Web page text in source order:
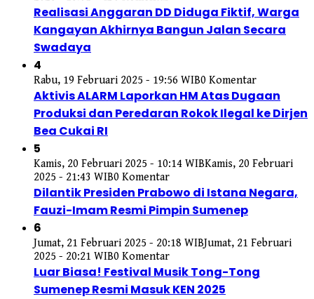
Realisasi Anggaran DD Diduga Fiktif, Warga
Kangayan Akhirnya Bangun Jalan Secara
Swadaya
4
Rabu, 19 Februari 2025 - 19:56 WIB0 Komentar
Aktivis ALARM Laporkan HM Atas Dugaan
Produksi dan Peredaran Rokok Ilegal ke Dirjen
Bea Cukai RI
5
Kamis, 20 Februari 2025 - 10:14 WIBKamis, 20 Februari
2025 - 21:43 WIB0 Komentar
Dilantik Presiden Prabowo di Istana Negara,
Fauzi-Imam Resmi Pimpin Sumenep
6
Jumat, 21 Februari 2025 - 20:18 WIBJumat, 21 Februari
2025 - 20:21 WIB0 Komentar
Luar Biasa! Festival Musik Tong-Tong
Sumenep Resmi Masuk KEN 2025